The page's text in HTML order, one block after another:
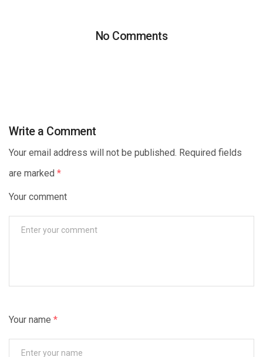
No Comments
Write a Comment
Your email address will not be published. Required fields
are marked *
Your comment
Your name *